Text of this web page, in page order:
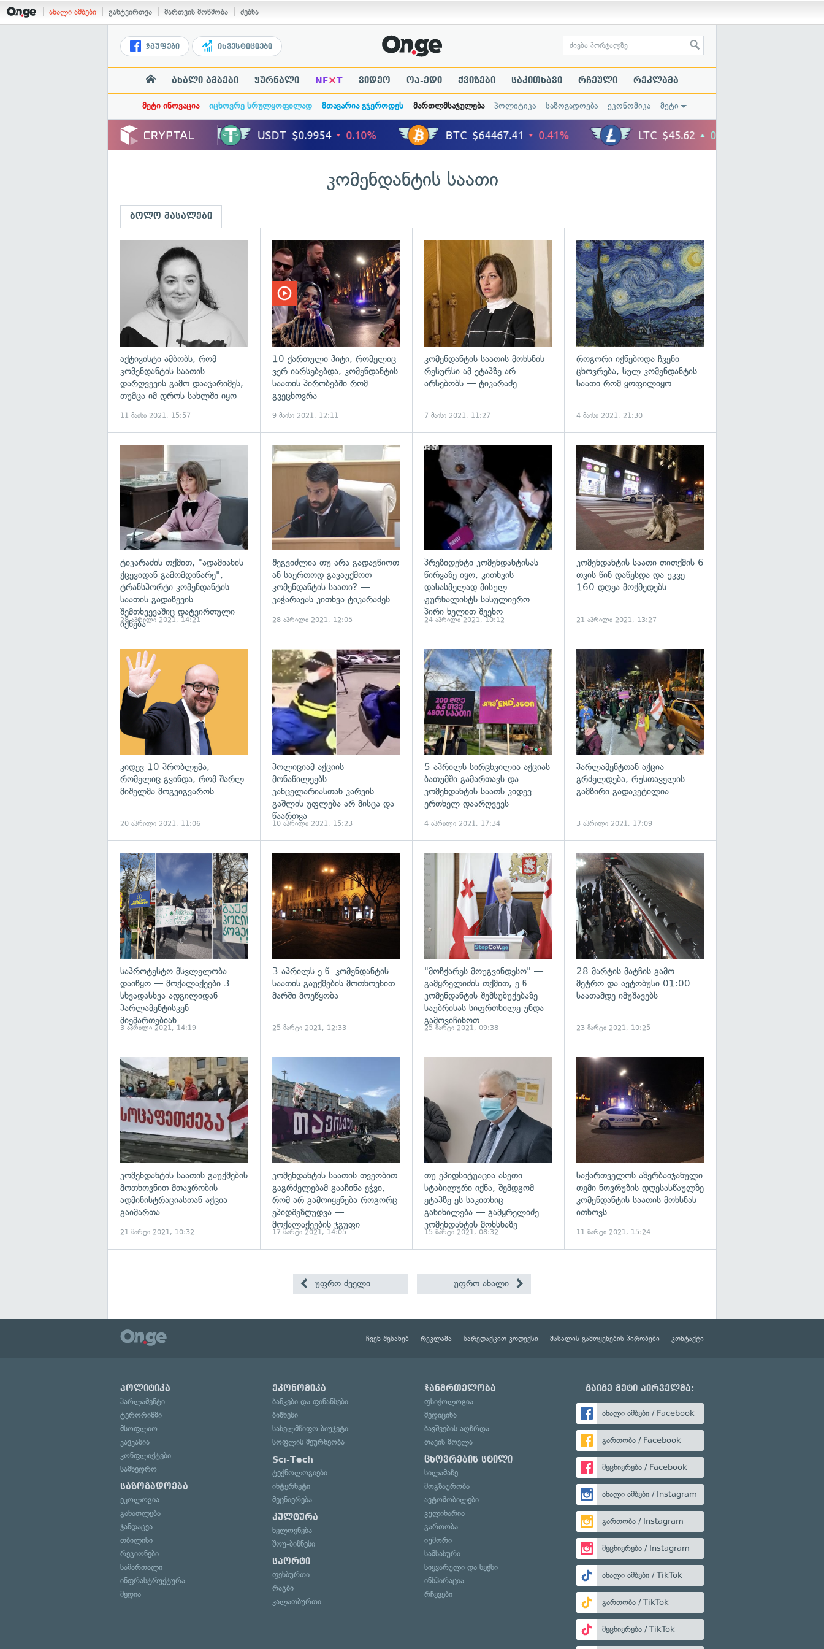
ახალი ამბები განტვირთვა მართვის მოწმობა ძებნა
ჯგუფები ინვესტიციები
ახალი ამბები ჟურნალი NE×T ვიდეო ოპ-ედი ქვიზები საკითხავი რჩეული რეკლამა
მეტი ინოვაცია იცხოვრე სრულყოფილად მთავარია გჯეროდეს მართლმსაჯულება პოლიტიკა საზოგადოება ეკონომიკა მეტი
კომენდანტის საათი
ბოლო მასალები
გადახედვა
აქტივისტი ამბობს, რომ
კომენდანტის საათის
დარღვევის გამო დააჯარიმეს,
თუმცა იმ დროს სახლში იყო
11 მაისი 2021, 15:57
10 ქართული ჰიტი, რომელიც
ვერ იარსებებდა, კომენდანტის
საათის პირობებში რომ
გვეცხოვრა
9 მაისი 2021, 12:11
გადახედვა
კომენდანტის საათის მოხსნის
რესურსი ამ ეტაპზე არ
არსებობს — ტიკარაძე
7 მაისი 2021, 11:27
როგორი იქნებოდა ჩვენი
ცხოვრება, სულ კომენდანტის
საათი რომ ყოფილიყო
4 მაისი 2021, 21:30
გადახედვა
ტიკარაძის თქმით, "ადამიანის
ქცევიდან გამომდინარე",
ტრანსპორტი კომენდანტის
საათის გადაწევის
შემთხვევაშიც დატვირთული
იქნება
28 აპრილი 2021, 14:21
გადახედვა
შეგვიძლია თუ არა გადავწიოთ
ან საერთოდ გავაუქმოთ
კომენდანტის საათი? —
კაჭარავას კითხვა ტიკარაძეს
28 აპრილი 2021, 12:05
გადახედვა
პრეზიდენტი კომენდანტისას
წირვაზე იყო, კითხვის
დასასმელად მისულ
ჟურნალისტს სასულიერო
პირი ხელით შეეხო
24 აპრილი 2021, 10:12
კომენდანტის საათი თითქმის 6
თვის წინ დაწესდა და უკვე
160 დღეა მოქმედებს
21 აპრილი 2021, 13:27
გადახედვა
კიდევ 10 პრობლემა,
რომელიც გვინდა, რომ შარლ
მიშელმა მოგვიგვაროს
20 აპრილი 2021, 11:06
გადახედვა
პოლიციამ აქციის
მონაწილეებს
კანცელარიასთან კარვის
გაშლის უფლება არ მისცა და
წაართვა
10 აპრილი 2021, 15:23
გადახედვა
5 აპრილს სირცხვილია აქციას
ბათუმში გამართავს და
კომენდანტის საათს კიდევ
ერთხელ დაარღვევს
4 აპრილი 2021, 17:34
პარლამენტთან აქცია
გრძელდება, რუსთაველის
გამზირი გადაკეტილია
3 აპრილი 2021, 17:09
საპროტესტო მსვლელობა
დაიწყო — მოქალაქეები 3
სხვადასხვა ადგილიდან
პარლამენტისკენ
მიემართებიან
3 აპრილი 2021, 14:19
გადახედვა
3 აპრილს ე.წ. კომენდანტის
საათის გაუქმების მოთხოვნით
მარში მოეწყობა
25 მარტი 2021, 12:33
გადახედვა
"მოჩქარეს მოუგვინდესო" —
გამყრელიძის თქმით, ე.წ.
კომენდანტის შემსუბუქებაზე
საუბრისას სიფრთხილე უნდა
გამოვიჩინოთ
25 მარტი 2021, 09:38
28 მარტის მატჩის გამო
მეტრო და ავტობუსი 01:00
საათამდე იმუშავებს
23 მარტი 2021, 10:25
გადახედვა
კომენდანტის საათის გაუქმების
მოთხოვნით მთავრობის
ადმინისტრაციასთან აქცია
გაიმართა
21 მარტი 2021, 10:32
კომენდანტის საათის თვეობით
გაგრძელებამ გააჩინა ეჭვი,
რომ არ გამოიყენება როგორც
ეპიდშეზღუდვა —
მოქალაქეების ჯგუფი
17 მარტი 2021, 14:05
თუ ეპიდსიტუაცია ასეთი
სტაბილური იქნა, შემდგომ
ეტაპზე ეს საკითხიც
განიხილება — გამყრელიძე
კომენდანტის მოხსნაზე
15 მარტი 2021, 08:32
საქართველოს აზერბაიჯანული
თემი ნოვრუზის დღესასწაულზე
კომენდანტის საათის მოხსნას
ითხოვს
11 მარტი 2021, 15:24
უფრო ძველი უფრო ახალი
ჩვენ შესახებ რეკლამა სარედაქციო კოდექსი მასალის გამოყენების პირობები კონტაქტი
პოლიტიკა
პარლამენტი
ტერორიზმი
მსოფლიო
კავკასია
კონფლიქტები
სამხედრო
საზოგადოება
ეკოლოგია
განათლება
ჯანდაცვა
თბილისი
რეგიონები
სამართალი
ინფრასტრუქტურა
მედია
ეკონომიკა
ბანკები და ფინანსები
ბიზნესი
სახელმწიფო ბიუჯეტი
სოფლის მეურნეობა
Sci-Tech
ტექნოლოგიები
ინტერნეტი
მეცნიერება
კულტურა
ხელოვნება
შოუ-ბიზნესი
სპორტი
ფეხბურთი
რაგბი
კალათბურთი
ჯანმრთელობა
ფსიქოლოგია
მედიცინა
ბავშვების აღზრდა
თავის მოვლა
ცხოვრების სტილი
სილამაზე
მოგზაურობა
ავტომობილები
კულინარია
გართობა
იუმორი
სამსახური
სიყვარული და სექსი
ინსპირაცია
რჩევები
გაიგე მეტი პირველმა:
ახალი ამბები / Facebook
გართობა / Facebook
მეცნიერება / Facebook
ახალი ამბები / Instagram
გართობა / Instagram
მეცნიერება / Instagram
ახალი ამბები / TikTok
გართობა / TikTok
მეცნიერება / TikTok